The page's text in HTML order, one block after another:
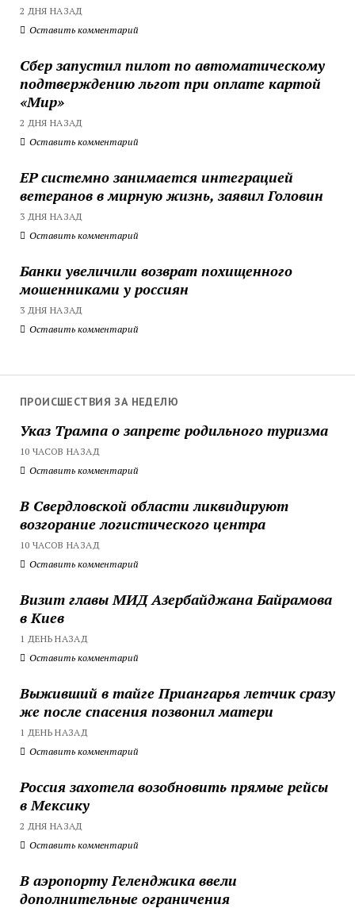
2 ДНЯ НАЗАД
Оставить комментарий
Сбер запустил пилот по автоматическому
подтверждению льгот при оплате картой
«Мир»
2 ДНЯ НАЗАД
Оставить комментарий
ЕР системно занимается интеграцией
ветеранов в мирную жизнь, заявил Головин
3 ДНЯ НАЗАД
Оставить комментарий
Банки увеличили возврат похищенного
мошенниками у россиян
3 ДНЯ НАЗАД
Оставить комментарий
ПРОИСШЕСТВИЯ ЗА НЕДЕЛЮ
Указ Трампа о запрете родильного туризма
10 ЧАСОВ НАЗАД
Оставить комментарий
В Свердловской области ликвидируют
возгорание логистического центра
10 ЧАСОВ НАЗАД
Оставить комментарий
Визит главы МИД Азербайджана Байрамова
в Киев
1 ДЕНЬ НАЗАД
Оставить комментарий
Выживший в тайге Приангарья летчик сразу
же после спасения позвонил матери
1 ДЕНЬ НАЗАД
Оставить комментарий
Россия захотела возобновить прямые рейсы
в Мексику
2 ДНЯ НАЗАД
Оставить комментарий
В аэропорту Геленджика ввели
дополнительные ограничения